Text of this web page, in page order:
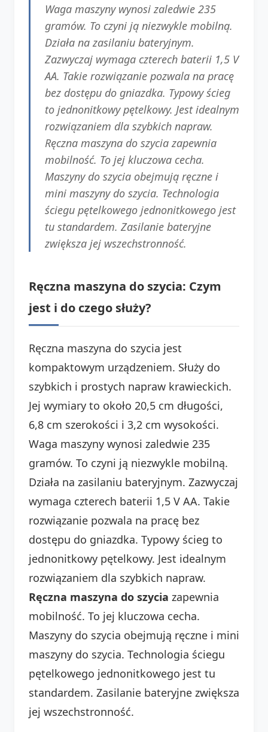
Waga maszyny wynosi zaledwie 235
gramów. To czyni ją niezwykle mobilną.
Działa na zasilaniu bateryjnym.
Zazwyczaj wymaga czterech baterii 1,5 V
AA. Takie rozwiązanie pozwala na pracę
bez dostępu do gniazdka. Typowy ścieg
to jednonitkowy pętelkowy. Jest idealnym
rozwiązaniem dla szybkich napraw.
Ręczna maszyna do szycia zapewnia
mobilność. To jej kluczowa cecha.
Maszyny do szycia obejmują ręczne i
mini maszyny do szycia. Technologia
ściegu pętelkowego jednonitkowego jest
tu standardem. Zasilanie bateryjne
zwiększa jej wszechstronność.
Ręczna maszyna do szycia: Czym
jest i do czego służy?
Ręczna maszyna do szycia jest
kompaktowym urządzeniem. Służy do
szybkich i prostych napraw krawieckich.
Jej wymiary to około 20,5 cm długości,
6,8 cm szerokości i 3,2 cm wysokości.
Waga maszyny wynosi zaledwie 235
gramów. To czyni ją niezwykle mobilną.
Działa na zasilaniu bateryjnym. Zazwyczaj
wymaga czterech baterii 1,5 V AA. Takie
rozwiązanie pozwala na pracę bez
dostępu do gniazdka. Typowy ścieg to
jednonitkowy pętelkowy. Jest idealnym
rozwiązaniem dla szybkich napraw.
Ręczna maszyna do szycia zapewnia
mobilność. To jej kluczowa cecha.
Maszyny do szycia obejmują ręczne i mini
maszyny do szycia. Technologia ściegu
pętelkowego jednonitkowego jest tu
standardem. Zasilanie bateryjne zwiększa
jej wszechstronność.